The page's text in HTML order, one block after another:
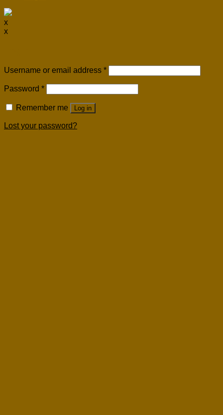
x
x
Username or email address *
Password *
Remember me Log in
Lost your password?